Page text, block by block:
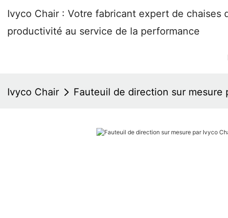
Ivyco Chair : Votre fabricant expert de chaises
productivité au service de la performance
Ivyco Chair Fauteuil de direction sur mesure